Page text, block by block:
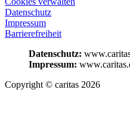
Datenschutz
Impressum
Barrierefreiheit
Datenschutz:
Impressum:
Copyright © caritas 2026